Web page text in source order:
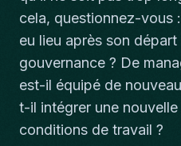
cela, questionnez-vous
eu lieu après son
gouvernance ? De
est-il équipé de
t-il intégrer une
conditions de travail ?